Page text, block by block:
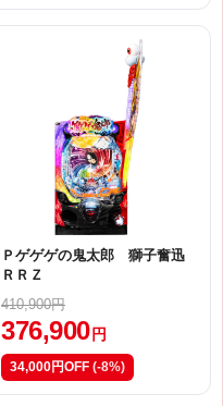
Ｐゲゲゲの鬼太郎 獅子奮迅
ＲＲＺ
410,900円
376,900 円
34,000円OFF (-8%)